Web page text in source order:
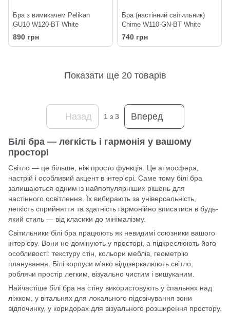
Бра з вимикачем Pelikan
GU10 W120-BT White
890 грн
Бра (настінний світильник)
Chime W110-GN-BT White
740 грн
Показати ще 20 товарів
Назад 1 з 3 Вперед
Білі бра — легкість і гармонія у вашому
просторі
Світло — це більше, ніж просто функція. Це атмосфера,
настрій і особливий акцент в інтер'єрі. Саме тому білі бра
залишаються одним із найпопулярніших рішень для
настінного освітлення. Їх вибирають за універсальність,
легкість сприйняття та здатність гармонійно вписатися в будь-
який стиль — від класики до мінімалізму.
Світильники білі бра працюють як невидимі союзники вашого
інтер’єру. Вони не домінують у просторі, а підкреслюють його
особливості: текстуру стін, кольори меблів, геометрію
планування. Білі корпуси м'яко віддзеркалюють світло,
роблячи простір легким, візуально чистим і вишуканим.
Найчастіше білі бра на стіну використовують у спальнях над
ліжком, у вітальнях для локального підсвічування зони
відпочинку, у коридорах для візуального розширення простору.